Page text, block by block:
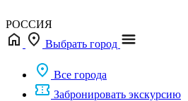
РОССИЯ
Выбрать город
Все города
Забронировать экскурсию